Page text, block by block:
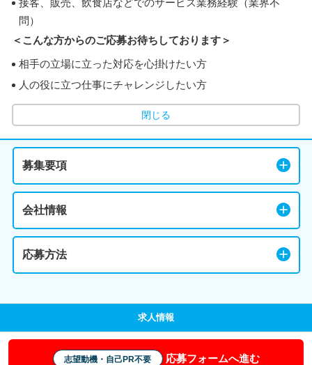
問）
＜こんな方からのご応募お待ちしております＞
相手の立場に立った対応を心掛けたい方
人の役に立つ仕事にチャレンジしたい方
閉じる
募集要項
会社情報
応募方法
求人情報
志望動機・自己PR不要 応募フォームへ進む